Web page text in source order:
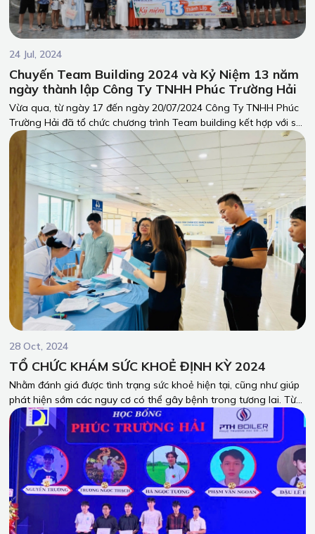
24 Jul, 2024
Chuyến Team Building 2024 và Kỷ Niệm 13 năm
ngày thành lập Công Ty TNHH Phúc Trường Hải
Vừa qua, từ ngày 17 đến ngày 20/07/2024 Công Ty TNHH Phúc
Trường Hải đã tổ chức chương trình Team building kết hợp với sự
kiện kỷ niệm 13 năm ngày thành lập công ty tại Phú Quốc - một
trong những hòn đảo xinh đẹp và nổi tiếng nhất Việt Nam.
Chuyến đi đã mang đến nhiều trải nghiệm đáng nhớ và đầy ý
nghĩa cho toàn thể nhân viên.
28 Oct, 2024
TỔ CHỨC KHÁM SỨC KHOẺ ĐỊNH KỲ 2024
Nhằm đánh giá được tình trạng sức khoẻ hiện tại, cũng như giúp
phát hiện sớm các nguy cơ có thể gây bệnh trong tương lai. Từ
đó giúp người lao động có kế hoạch cho việc chăm sóc sức khoẻ
bản thân và yên tâm công tác. Ngày 25/10/2024 vừa qua, PTH
Boiler đã tổ chức Khám sức khoẻ định kỳ cho toàn bộ người lao
động tại Bệnh Viện Đa Khoa Đồng Nai 2.